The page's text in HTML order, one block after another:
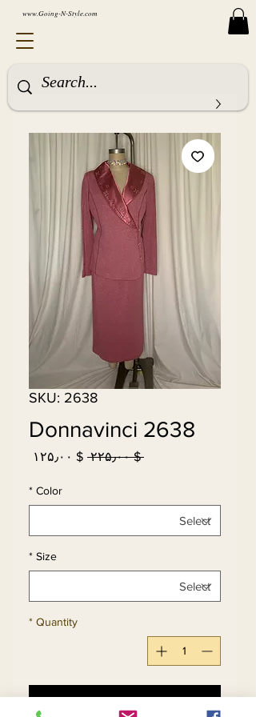
www.Going-N-Style.com
SKU: 2638
Donnavinci 2638
$ ۲۲۵٫۰۰
Regular
$ ۱۲۵٫۰۰
Color
*
Size
*
Quantity
*
Add to Cart